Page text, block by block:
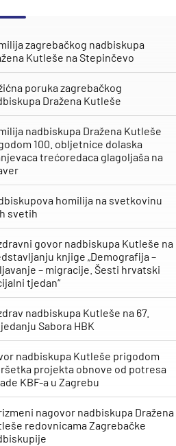
zagrebačkog nadbiskupa
Kutleše na Stepinčevo
poruka zagrebačkog
Dražena Kutleše
nadbiskupa Dražena Kutleše
100. obljetnice dolaska
trećoredaca glagoljaša na
homilija na svetkovinu
svetih
govor nadbiskupa Kutleše na
knjige „Demografija –
– migracije. Šesti hrvatski
tjedan“
nadbiskupa Kutleše na 67.
Sabora HBK
nadbiskupa Kutleše prigodom
projekta obnove od potresa
KBF-a u Zagrebu
nagovor nadbiskupa Dražena
redovnicama Zagrebačke